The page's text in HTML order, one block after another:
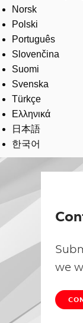
Norsk
Polski
Português
Slovenčina
Suomi
Svenska
Türkçe
Ελληνικά
日本語
한국어
we